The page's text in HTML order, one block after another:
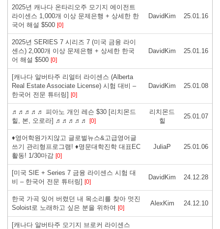
2025년 캐나다 온타리오주 모기지 에이전트
라이센스 1,000개 이상 문제은행 + 상세한 한
국어 해설 $500 [0]
DavidKim 25.01.16
2025년 SERIES 7 시리즈 7 (미국 금융 라이
센스) 2,000개 이상 문제은행 + 상세한 한국
어 해설 $500 [0]
DavidKim 25.01.16
[캐나다 알버타주 리얼터 라이센스 (Alberta
Real Estate Associate License) 시험 대비 –
한국어 전문 튜터링] [0]
DavidKim 25.01.08
♬♬♬♬♬ 피아노 개인 레슨 $30 [리치몬드
힐, 본, 오로라] ♬♬♬♬♬
[0]
리치몬드
힐
25.01.07
♦영어학원가지않고 글로벌뉴스&고급영어글
쓰기 관리형프로그램! ♦명문대학진학 대표EC
활동! 1/30마감 [0]
JuliaP 25.01.06
[미국 SIE + Series 7 금융 라이센스 시험 대
비 – 한국어 전문 튜터링] [0]
DavidKim 24.12.28
한국 가곡 잊어 버렸던 내 목소리를 찾아 멋진
Soloist로 노래하고 싶은 분을 위하여 [0]
AlexKim 24.12.10
[캐나다 알버타주 모기지 브로커 라이센스